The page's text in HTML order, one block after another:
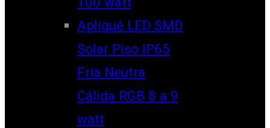
Apliqué LED SMD
Solar Piso IP65
Fría Neutra
Cálida RGB 8 a 9
watt